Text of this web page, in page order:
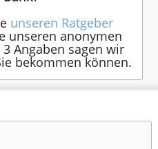
unseren Ratgeber
unseren anonymen
Angaben sagen wir
bekommen können.